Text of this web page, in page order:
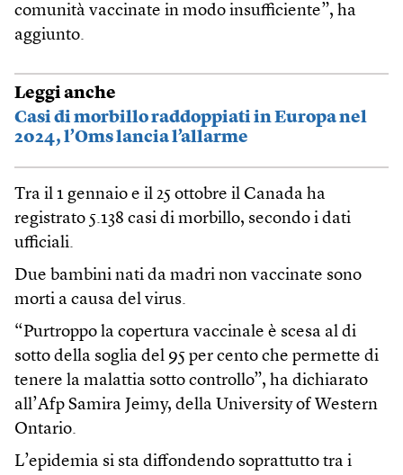
comunità vaccinate in modo insufficiente”, ha
aggiunto.
Leggi anche
Casi di morbillo raddoppiati in Europa nel
2024, l’Oms lancia l’allarme
Tra il 1 gennaio e il 25 ottobre il Canada ha
registrato 5.138 casi di morbillo, secondo i dati
ufficiali.
Due bambini nati da madri non vaccinate sono
morti a causa del virus.
“Purtroppo la copertura vaccinale è scesa al di
sotto della soglia del 95 per cento che permette di
tenere la malattia sotto controllo”, ha dichiarato
all’Afp Samira Jeimy, della University of Western
Ontario.
L’epidemia si sta diffondendo soprattutto tra i